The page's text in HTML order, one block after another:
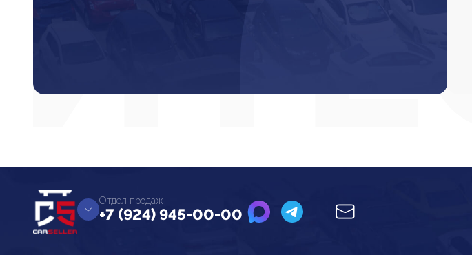
Отдел продаж
+7 (924) 945-00-00